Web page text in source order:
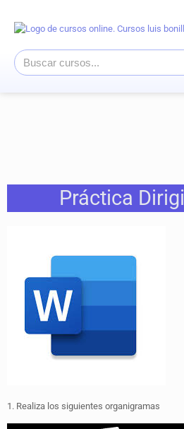
Práctica
1. Realiza los siguientes organigramas